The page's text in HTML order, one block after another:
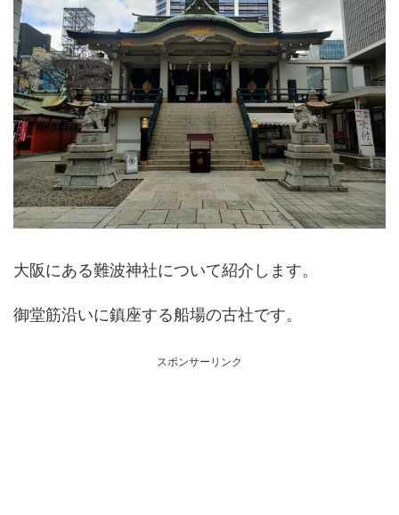
大阪にある難波神社について紹介します。
御堂筋沿いに鎮座する船場の古社です。
スポンサーリンク